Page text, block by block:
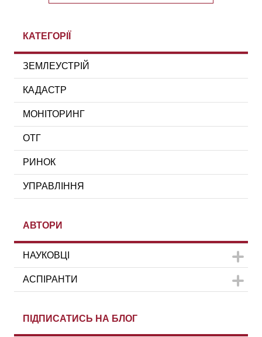
КАТЕГОРІЇ
ЗЕМЛЕУСТРІЙ
КАДАСТР
МОНІТОРИНГ
ОТГ
РИНОК
УПРАВЛІННЯ
АВТОРИ
НАУКОВЦІ
АСПІРАНТИ
ПІДПИСАТИСЬ НА БЛОГ